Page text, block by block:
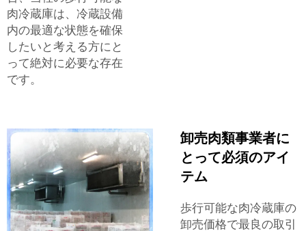
肉冷蔵庫は、冷蔵設備
内の最適な状態を確保
したいと考える方にと
って絶対に必要な存在
です。
卸売肉類事業者に
とって必須のアイ
テム
歩行可能な肉冷蔵庫の
卸売価格で最良の取引